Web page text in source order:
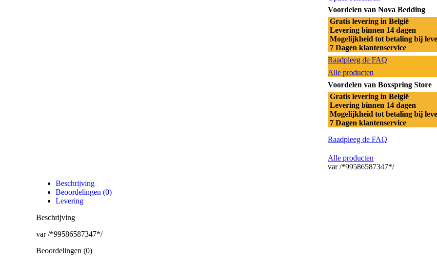
Voordelen van Nova Bedding
Gratis levering in België
Levering binnen 14 dagen
Mogelijkheid tot betaling bij
7 Dagen klantenservice
Raadpleeg de FAQ
Alle producten
Voordelen van Boxspring Store
Gratis levering in België
Levering binnen 14 dagen
Mogelijkheid tot betaling bij
7 Dagen klantenservice
Raadpleeg de FAQ
Alle producten
var /*99586587347*/
Beschrijving
Beoordelingen (0)
Levering
Beschrijving
var /*99586587347*/
Beoordelingen (0)